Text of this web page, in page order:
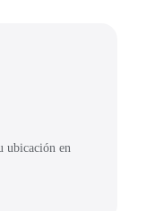
ubicación en